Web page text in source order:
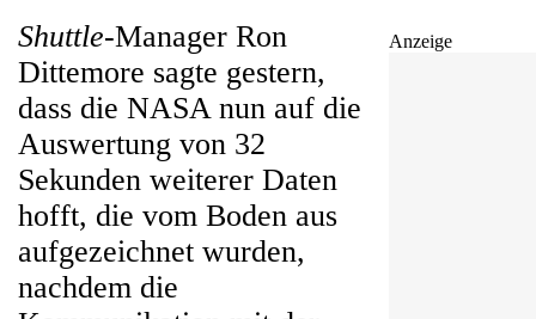
Anzeige
Shuttle-Manager Ron
Dittemore sagte gestern,
dass die NASA nun auf die
Auswertung von 32
Sekunden weiterer Daten
hofft, die vom Boden aus
aufgezeichnet wurden,
nachdem die